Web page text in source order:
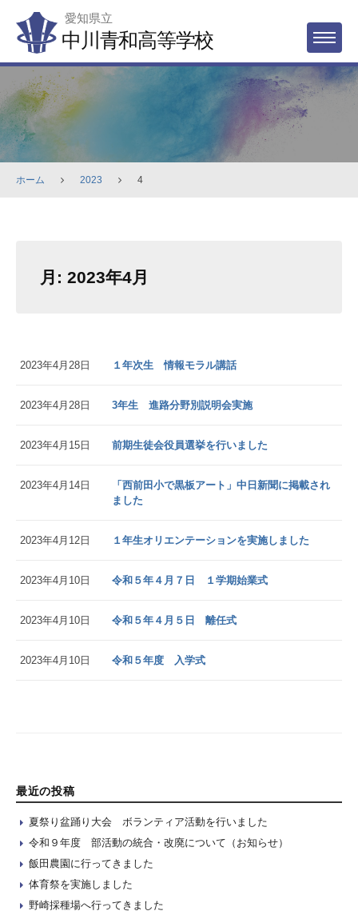
content
愛知県立
中川青和高等学校 MENU
ホーム 2023 4
月: 2023年4月
2023年4月28日 １年次生 情報モラル講話
2023年4月28日 3年生 進路分野別説明会実施
2023年4月15日 前期生徒会役員選挙を行いました
2023年4月14日
「西前田小で黒板アート」中日新聞に掲載され
ました
2023年4月12日 １年生オリエンテーションを実施しました
2023年4月10日 令和５年４月７日 １学期始業式
2023年4月10日 令和５年４月５日 離任式
2023年4月10日 令和５年度 入学式
最近の投稿
夏祭り盆踊り大会 ボランティア活動を行いました
令和９年度 部活動の統合・改廃について（お知らせ）
飯田農園に行ってきました
体育祭を実施しました
野崎採種場へ行ってきました